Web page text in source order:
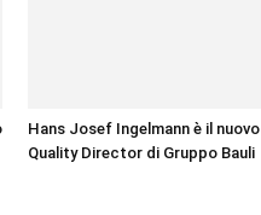
Hans Josef Ingelmann è il nuovo
Quality Director di Gruppo Bauli